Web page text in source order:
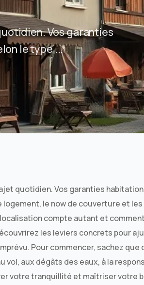
Vos garanties
le type ...
quotidien. Vos garanties
le now de couverture et
compte autant et
les leviers concrets pour
Pour commencer, sachez que
aux dégâts des eaux, à la
votre tranquillité et maîtriser votre